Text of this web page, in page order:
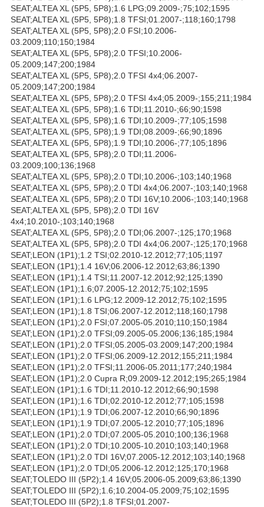
SEAT;ALTEA XL (5P5, 5P8);1.6 LPG;09.2009-;75;102;1595
SEAT;ALTEA XL (5P5, 5P8);1.8 TFSI;01.2007-;118;160;1798
SEAT;ALTEA XL (5P5, 5P8);2.0 FSI;10.2006-
03.2009;110;150;1984
SEAT;ALTEA XL (5P5, 5P8);2.0 TFSI;10.2006-
05.2009;147;200;1984
SEAT;ALTEA XL (5P5, 5P8);2.0 TFSI 4x4;06.2007-
05.2009;147;200;1984
SEAT;ALTEA XL (5P5, 5P8);2.0 TFSI 4x4;05.2009-;155;211;1984
SEAT;ALTEA XL (5P5, 5P8);1.6 TDI;11.2010-;66;90;1598
SEAT;ALTEA XL (5P5, 5P8);1.6 TDI;10.2009-;77;105;1598
SEAT;ALTEA XL (5P5, 5P8);1.9 TDI;08.2009-;66;90;1896
SEAT;ALTEA XL (5P5, 5P8);1.9 TDI;10.2006-;77;105;1896
SEAT;ALTEA XL (5P5, 5P8);2.0 TDI;11.2006-
03.2009;100;136;1968
SEAT;ALTEA XL (5P5, 5P8);2.0 TDI;10.2006-;103;140;1968
SEAT;ALTEA XL (5P5, 5P8);2.0 TDI 4x4;06.2007-;103;140;1968
SEAT;ALTEA XL (5P5, 5P8);2.0 TDI 16V;10.2006-;103;140;1968
SEAT;ALTEA XL (5P5, 5P8);2.0 TDI 16V
4x4;10.2010-;103;140;1968
SEAT;ALTEA XL (5P5, 5P8);2.0 TDI;06.2007-;125;170;1968
SEAT;ALTEA XL (5P5, 5P8);2.0 TDI 4x4;06.2007-;125;170;1968
SEAT;LEON (1P1);1.2 TSI;02.2010-12.2012;77;105;1197
SEAT;LEON (1P1);1.4 16V;06.2006-12.2012;63;86;1390
SEAT;LEON (1P1);1.4 TSI;11.2007-12.2012;92;125;1390
SEAT;LEON (1P1);1.6;07.2005-12.2012;75;102;1595
SEAT;LEON (1P1);1.6 LPG;12.2009-12.2012;75;102;1595
SEAT;LEON (1P1);1.8 TSI;06.2007-12.2012;118;160;1798
SEAT;LEON (1P1);2.0 FSI;07.2005-05.2010;110;150;1984
SEAT;LEON (1P1);2.0 TFSI;09.2005-05.2006;136;185;1984
SEAT;LEON (1P1);2.0 TFSI;05.2005-03.2009;147;200;1984
SEAT;LEON (1P1);2.0 TFSI;06.2009-12.2012;155;211;1984
SEAT;LEON (1P1);2.0 TFSI;11.2006-05.2011;177;240;1984
SEAT;LEON (1P1);2.0 Cupra R;09.2009-12.2012;195;265;1984
SEAT;LEON (1P1);1.6 TDI;11.2010-12.2012;66;90;1598
SEAT;LEON (1P1);1.6 TDI;02.2010-12.2012;77;105;1598
SEAT;LEON (1P1);1.9 TDI;06.2007-12.2010;66;90;1896
SEAT;LEON (1P1);1.9 TDI;07.2005-12.2010;77;105;1896
SEAT;LEON (1P1);2.0 TDI;07.2005-05.2010;100;136;1968
SEAT;LEON (1P1);2.0 TDI;10.2005-10.2010;103;140;1968
SEAT;LEON (1P1);2.0 TDI 16V;07.2005-12.2012;103;140;1968
SEAT;LEON (1P1);2.0 TDI;05.2006-12.2012;125;170;1968
SEAT;TOLEDO III (5P2);1.4 16V;05.2006-05.2009;63;86;1390
SEAT;TOLEDO III (5P2);1.6;10.2004-05.2009;75;102;1595
SEAT;TOLEDO III (5P2);1.8 TFSI;01.2007-